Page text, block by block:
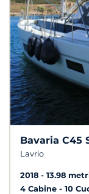
Bavaria C45
Lavrio
2018
13.98
4 Cabine
10